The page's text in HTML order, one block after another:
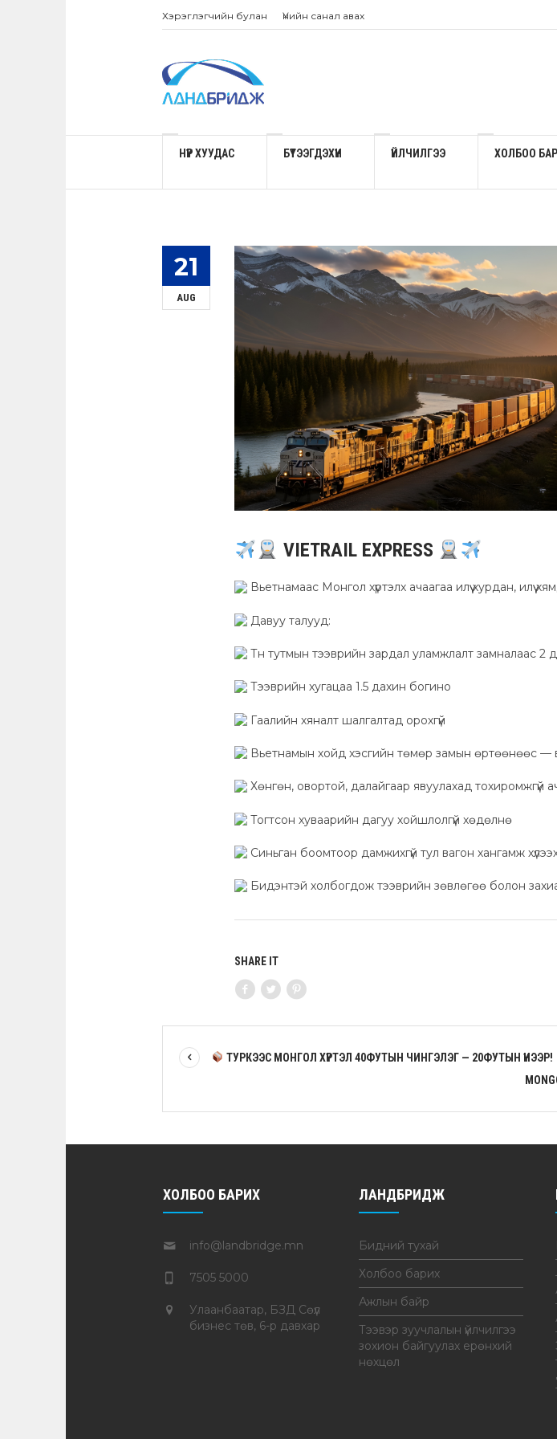
Хэрэглэгчийн булан Үнийн санал авах
НҮҮР ХУУДАС БҮТЭЭГДЭХҮҮН ҮЙЛЧИЛГЭЭ ХОЛБОО
21
AUG
VIETRAIL EXPRESS
Вьетнамаас Монгол хүртэлх ачаагаа илүү хурдан, илүү
Давуу талууд:
Тн тутмын тээврийн зардал уламжлалт замналаас 2
Тээврийн хугацаа 1.5 дахин богино
Гаалийн хяналт шалгалтад орохгүй
Вьетнамын хойд хэсгийн төмөр замын өртөөнөөс —
Хөнгөн, овортой, далайгаар явуулахад тохиромжгүй
Тогтсон хуваарийн дагуу хойшлолгүй хөдөлнө
Синьган боомтоор дамжихгүй тул вагон хангамж
Бидэнтэй холбогдож тээврийн зөвлөгөө болон
SHARE IT
ТУРКЭЭС МОНГОЛ ХҮРТЭЛ 40ФУТЫН ЧИНГЭЛЭГ — 20ФУТЫН ҮНЭЭР!
ХОЛБОО БАРИХ
info@landbridge.mn
7505 5000
Улаанбаатар, БЗД Сөүл
бизнес төв, 6-р давхар
ЛАНДБРИДЖ
Бидний тухай
Холбоо барих
Ажлын байр
Тээвэр зуучлалын үйлчилгээ
зохион байгуулах ерөнхий
нөхцөл